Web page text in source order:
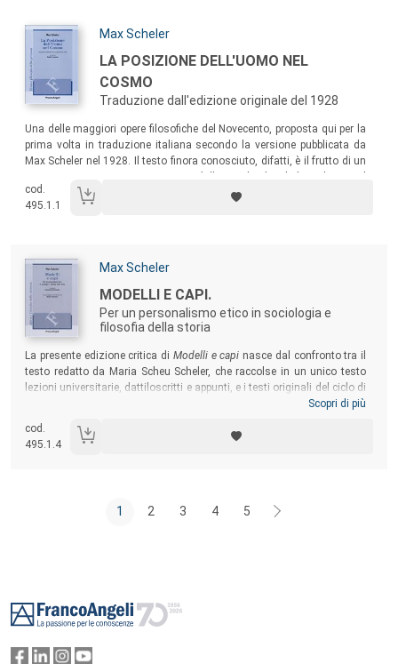
della sua storia.Autori:
Max Scheler
Titolo:
LA POSIZIONE DELL'UOMO NEL
COSMO
Traduzione dall'edizione originale del 1928
Sommario:
Una delle maggiori opere filosofiche del Novecento, proposta qui per la
prima volta in traduzione italiana secondo la versione pubblicata da
Max Scheler nel 1928. Il testo finora conosciuto, difatti, è il frutto di un
testo è preceduto da una “Guida alla lettura” e correlato da un ampio
commento e “Glossario”.
cod.
495.1.1
Autori:
Max Scheler
Titolo:
MODELLI E CAPI.
Per un personalismo etico in sociologia e
filosofia della storia
Sommario:
La presente edizione critica di Modelli e capi nasce dal confronto tra il
testo redatto da Maria Scheu Scheler, che raccolse in un unico testo
lezioni universitarie, dattiloscritti e appunti, e i testi originali del ciclo di
lezioni che Max Scheler tenne nel 1921 all’Università di Colonia. Con la
l’eroe, la mente dirigente e l’artista del godimento), Scheler intese
affrontare la concretezza delle strutture dei contesti etici, sociali e
Scopri di più
cod.
495.1.4
1 2 3 4 5